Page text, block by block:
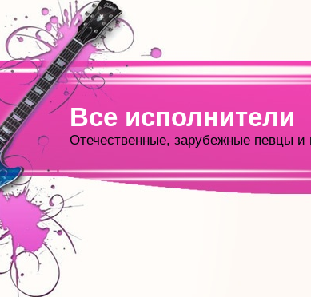
Все исполнители
Отечественные, зарубежные певцы и